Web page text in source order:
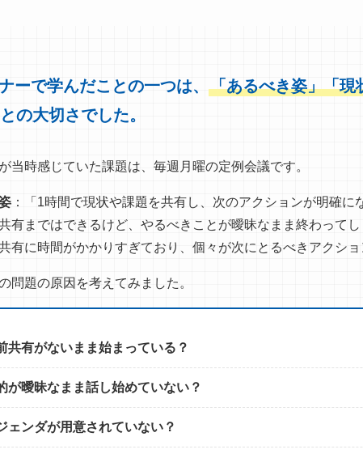
ーで学んだことの一つは、 「あるべき姿」「現
の大切さでした。
当時感じていた課題は、毎週月曜の定例会議です。
：「1時間で現状や課題を共有し、次のアクションが明確に
共有まではできるけど、やるべきことが曖昧なまま終わってし
共有に時間がかかりすぎており、個々が次にとるべきアクショ
問題の原因を考えてみました。
共有がないまま始まっている？
が曖昧なまま話し始めていない？
ェンダが用意されていない？